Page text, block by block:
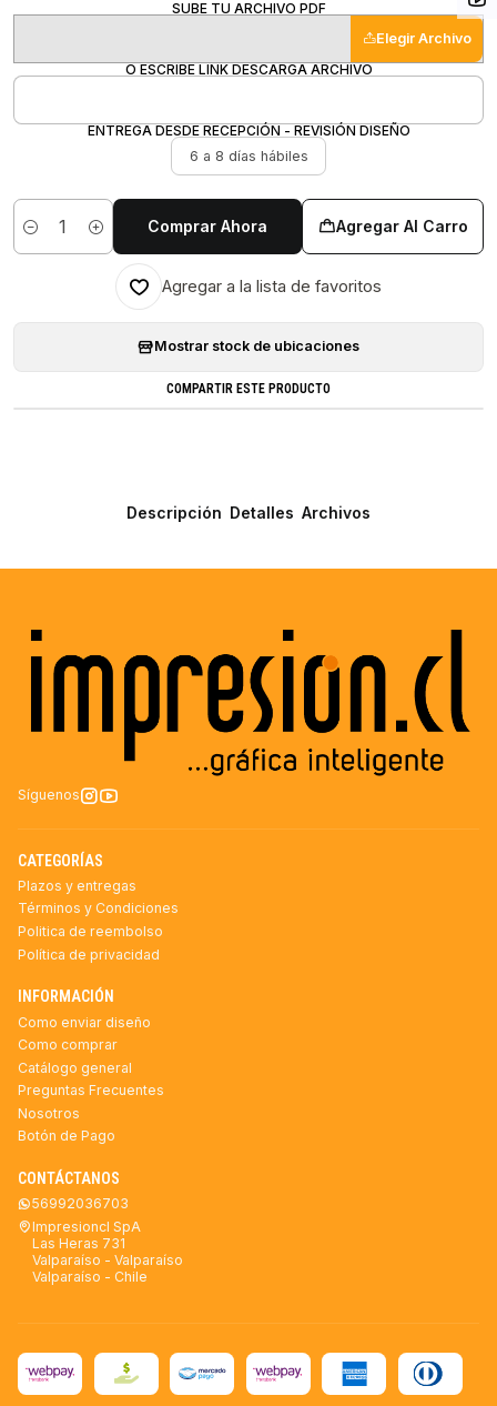
SUBE TU ARCHIVO PDF
Elegir Archivo
O ESCRIBE LINK DESCARGA ARCHIVO
ENTREGA DESDE RECEPCIÓN - REVISIÓN DISEÑO
6 a 8 días hábiles
Cantidad
Agregar Al Carro
Comprar Ahora
Agregar a la lista de favoritos
Mostrar stock de ubicaciones
COMPARTIR ESTE PRODUCTO
Descripción Detalles Archivos
Síguenos
CATEGORÍAS
Plazos y entregas
Términos y Condiciones
Politica de reembolso
Política de privacidad
INFORMACIÓN
Como enviar diseño
Como comprar
Catálogo general
Preguntas Frecuentes
Nosotros
Botón de Pago
CONTÁCTANOS
56992036703
Impresioncl SpA
Las Heras 731
Valparaíso - Valparaíso
Valparaíso - Chile